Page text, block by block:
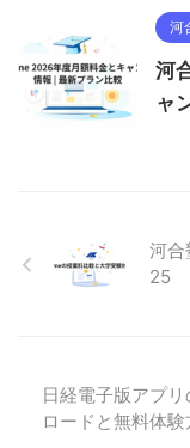
河
河
ャ
河合
25
日経電子版アプ
ロードと無料体